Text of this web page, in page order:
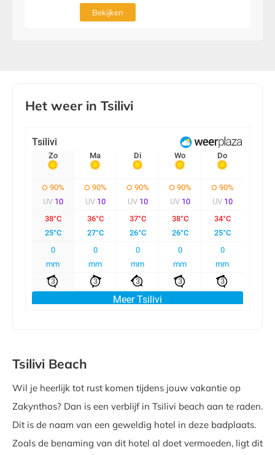
Bekijken
Het weer in Tsilivi
Tsilivi Beach
Wil je heerlijk tot rust komen tijdens jouw vakantie op
Zakynthos? Dan is een verblijf in Tsilivi beach aan te raden.
Dit is de naam van een geweldig hotel in deze badplaats.
Zoals de benaming van dit hotel al doet vermoeden, ligt dit